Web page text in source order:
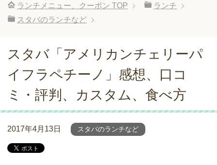
ランチメニュー、クーポン TOP
ランチ
スタバのランチなど
スタバ「アメリカンチェリーパ
イフラペチーノ」感想、口コ
ミ・評判、カスタム、食べ方
2017年4月13日 スタバのランチなど